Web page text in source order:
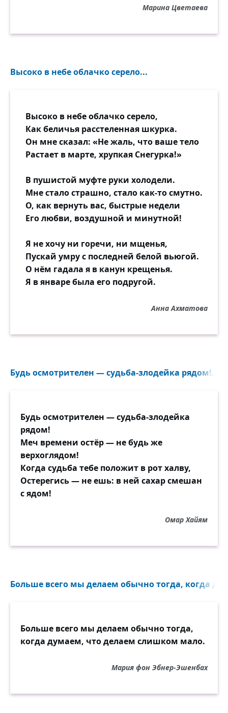
— Меня, такой живой и настоящей
Чужие и свои?!
И день и ночь, и письменно и устно:
За правду да и нет,
За то, что мне так часто — слишком
И только двадцать лет,
За то, что мне прямая неизбежность —
Прощение обид,
И слишком гордый вид,
За быстроту стремительных событий,
За правду, за игру...
Марина Цветаева
Высоко в небе облачко серело...
Высоко в небе облачко серело,
Как беличья расстеленная шкурка.
Он мне сказал: «Не жаль, что ваше тело
Растает в марте, хрупкая Снегурка!»
В пушистой муфте руки холодели.
Мне стало страшно, стало как-то смутно.
О, как вернуть вас, быстрые недели
Его любви, воздушной и минутной!
Я не хочу ни горечи, ни мщенья,
Пускай умру с последней белой вьюгой.
О нём гадала я в канун крещенья.
Я в январе была его подругой.
Анна Ахматова
Будь осмотрителен — судьба-злодейка рядом!...
Будь осмотрителен — судьба-злодейка
рядом!
Меч времени остёр — не будь же
верхоглядом!
Когда судьба тебе положит в рот халву,
Остерегись — не ешь: в ней сахар смешан
с ядом!
Омар Хайям
Больше всего мы делаем обычно тогда, когда
Больше всего мы делаем обычно тогда,
когда думаем, что делаем слишком мало.
Мария фон Эбнер-Эшенбах